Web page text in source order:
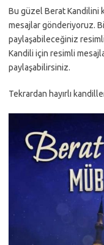
Bu güzel Berat Kandilini
mesajlar gönderiyoruz.
paylaşabileceğiniz
Kandili için resimli
paylaşabilirsiniz.
Tekrardan hayırlı